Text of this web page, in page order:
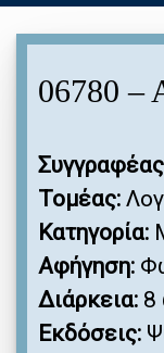
06780 –
Τομέας:
Κατηγορία:
Αφήγηση:
Διάρκεια: 8
Εκδόσεις: